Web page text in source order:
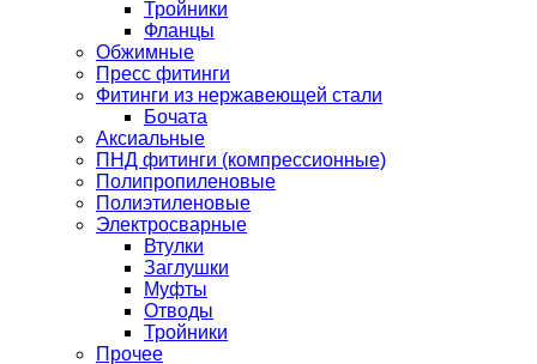
Тройники
Фланцы
Обжимные
Пресс фитинги
Фитинги из нержавеющей стали
Бочата
Аксиальные
ПНД фитинги (компрессионные)
Полипропиленовые
Полиэтиленовые
Электросварные
Втулки
Заглушки
Муфты
Отводы
Тройники
Прочее